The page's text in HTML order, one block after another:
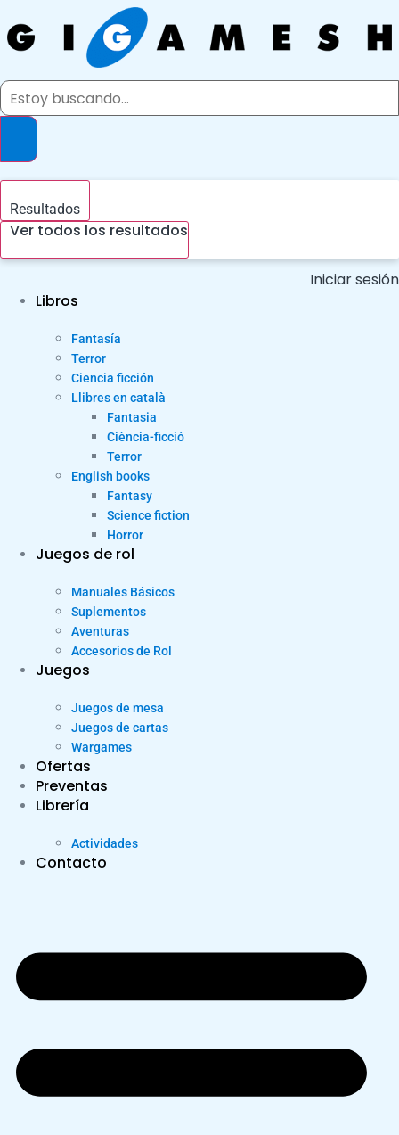
al
contenido
Search
Resultados
Ver todos los resultados
Iniciar sesión
Libros
Fantasía
Terror
Ciencia ficción
Llibres en català
Fantasia
Ciència-ficció
Terror
English books
Fantasy
Science fiction
Horror
Juegos de rol
Manuales Básicos
Suplementos
Aventuras
Accesorios de Rol
Juegos
Juegos de mesa
Juegos de cartas
Wargames
Ofertas
Preventas
Librería
Actividades
Contacto